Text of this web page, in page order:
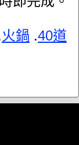
火鍋 .40道